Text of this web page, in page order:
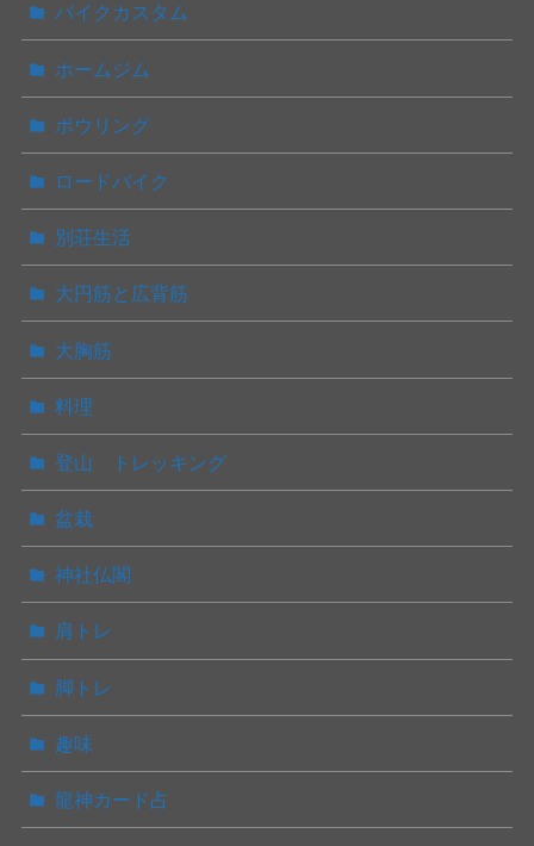
バイクカスタム
ホームジム
ボウリング
ロードバイク
別荘生活
大円筋と広背筋
大胸筋
料理
登山 トレッキング
盆栽
神社仏閣
肩トレ
脚トレ
趣味
龍神カード占